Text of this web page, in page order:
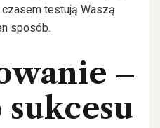
testują Waszą
sposób.
–